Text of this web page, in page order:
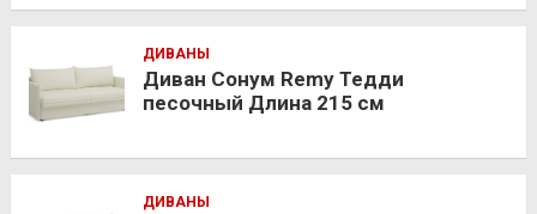
ДИВАНЫ
Диван Сонум Remy Тедди
песочный Длина 215 см
ДИВАНЫ